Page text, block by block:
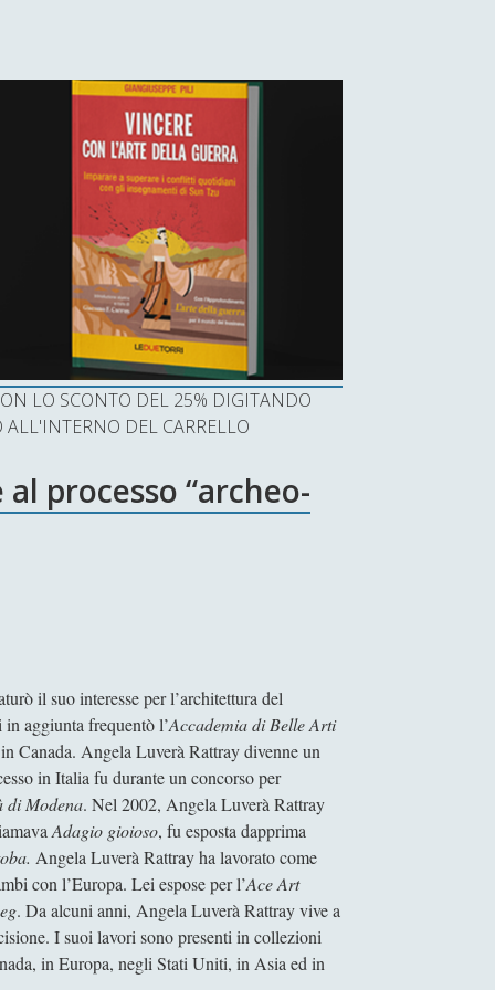
LO SCONTO DEL 25% DIGITANDO
DEL CARRELLO
processo “archeo-
il suo interesse per l’architettura del
aggiunta frequentò l’Accademia di Belle Arti
Canada. Angela Luverà Rattray divenne un
in Italia fu durante un concorso per
di Modena. Nel 2002, Angela Luverà Rattray
Adagio gioioso, fu esposta dapprima
Angela Luverà Rattray ha lavorato come
con l’Europa. Lei espose per l’Ace Art
. Da alcuni anni, Angela Luverà Rattray vive a
I suoi lavori sono presenti in collezioni
in Europa, negli Stati Uniti, in Asia ed in